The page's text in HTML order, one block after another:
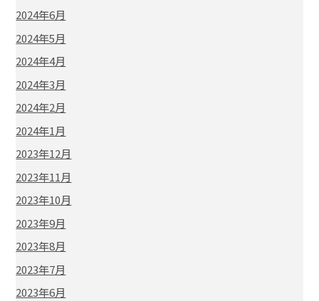
2024年6月
2024年5月
2024年4月
2024年3月
2024年2月
2024年1月
2023年12月
2023年11月
2023年10月
2023年9月
2023年8月
2023年7月
2023年6月